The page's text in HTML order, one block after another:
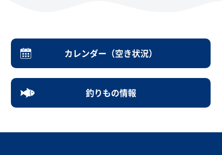
カレンダー（空き状況）
釣りもの情報